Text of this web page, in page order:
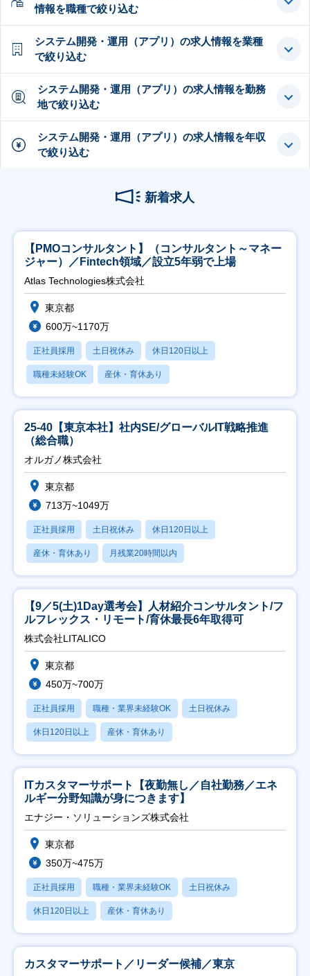
情報を職種で絞り込む
システム開発・運用（アプリ）の求人情報を業種
で絞り込む
システム開発・運用（アプリ）の求人情報を勤務
地で絞り込む
システム開発・運用（アプリ）の求人情報を年収
で絞り込む
新着求人
【PMOコンサルタント】（コンサルタント～マネー
ジャー）／Fintech領域／設立5年弱で上場
Atlas Technologies株式会社
東京都
600万~1170万
正社員採用 土日祝休み 休日120日以上
職種未経験OK 産休・育休あり
25-40【東京本社】社内SE/グローバルIT戦略推進
（総合職）
オルガノ株式会社
東京都
713万~1049万
正社員採用 土日祝休み 休日120日以上
産休・育休あり 月残業20時間以内
【9／5(土)1Day選考会】人材紹介コンサルタント/フ
ルフレックス・リモート/育休最長6年取得可
株式会社LITALICO
東京都
450万~700万
正社員採用 職種・業界未経験OK 土日祝休み
休日120日以上 産休・育休あり
ITカスタマーサポート【夜勤無し／自社勤務／エネ
ルギー分野知識が身につきます】
エナジー・ソリューションズ株式会社
東京都
350万~475万
正社員採用 職種・業界未経験OK 土日祝休み
休日120日以上 産休・育休あり
カスタマーサポート／リーダー候補／東京